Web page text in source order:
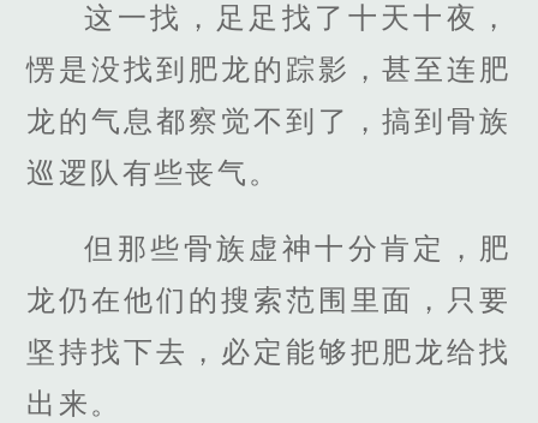
这一找，足足找了十天十夜，
愣是没找到肥龙的踪影，甚至连肥
龙的气息都察觉不到了，搞到骨族
巡逻队有些丧气。
但那些骨族虚神十分肯定，肥
龙仍在他们的搜索范围里面，只要
坚持找下去，必定能够把肥龙给找
出来。